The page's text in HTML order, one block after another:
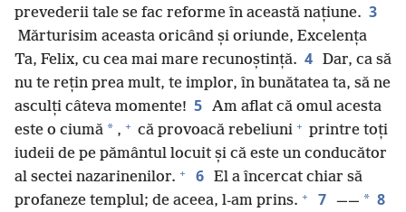
prevederii tale se fac reforme în această națiune. 3
Mărturisim aceasta oricând și oriunde, Excelența
Ta, Felix, cu cea mai mare recunoștință. 4 Dar, ca să
nu te rețin prea mult, te implor, în bunătatea ta, să ne
asculți câteva momente! 5 Am aflat că omul acesta
este o ciumă * , + că provoacă rebeliuni + printre toți
iudeii de pe pământul locuit și că este un conducător
al sectei nazarinenilor. + 6 El a încercat chiar să
profaneze templul; de aceea, l-am prins. + 7 —— * 8